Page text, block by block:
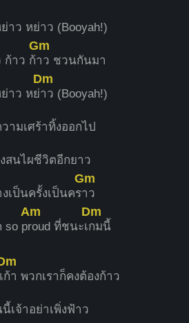
าว หย่าว (Booyah!)
ก้าว ก้
Gm
าว ชวนกันมา
าว หย่
Dm
าว (Booyah!)
ามเศร้าทิ้งออกไป
สนไผชีวิตอีกยาว
เป็นครั้งเป็นคร
Gm
าว
so p
Am
roud ที่ชนะเ
Dm
กมนี้
ก้า พวกเราก็คงต้องก้าว
เจ้าอย่าเพิ่งฟ้าว